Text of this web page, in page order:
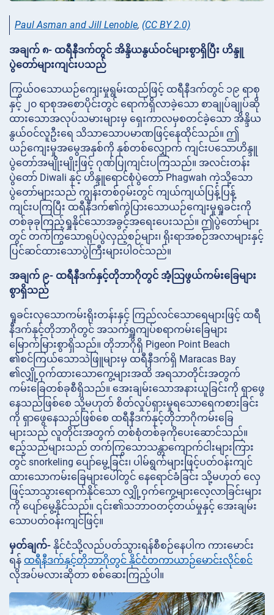
Paul Asman and Jill Lenoble, (CC BY 2.0)
အချက် ၈- ထရီနီဒက်တွင် အိန္ဒိယနွယ်ဝင်များစွာရှိပြီး ဟိန္ဒူ
ပွဲတော်များကျင်းပသည်
ကြွယ်ဝသောယဉ်ကျေးမှုရွမ်းထည်ဖြင့် ထရီနီဒက်တွင် ၁၉ ရာစု
နှင့် ၂၀ ရာစုအစောပိုင်းတွင် ရောက်ရှိလာခဲ့သော စာချုပ်ချုပ်ဆို
ထားသောအလုပ်သမားများမှ ရှေးကာလမှစတင်ခဲ့သော အိန္ဒိယ
နွယ်ဝင်လူဦးရေ သိသာသောပမာဏဖြင့်နေထိုင်သည်။ ဤ
ယဉ်ကျေးမှုအမွေအနှစ်ကို နှစ်တစ်လျှောက် ကျင်းပသောဟိန္ဒူ
ပွဲတော်အမျိုးမျိုးဖြင့် ဂုဏ်ပြုကျင်းပကြသည်။ အလင်းတန်း
ပွဲတော် Diwali နှင့် ဟိန္ဒူရောင်စုံပွဲတော် Phagwah ကဲ့သို့သော
ပွဲတော်များသည် ကျွန်းတစ်ဝှမ်းတွင် ကျယ်ကျယ်ပြန့်ပြန့်
ကျင်းပကြပြီး ထရီနီဒက်၏ကွဲပြားသောယဉ်ကျေးမှုရှုခင်းကို
တစ်ခုခုကြည့်ရှုနိုင်သောအခွင့်အရေးပေးသည်။ ဤပွဲတော်များ
တွင် တက်ကြွသောရုပ်ပွဲလှည့်စဉ်များ၊ ရိုးရာအစဉ်အလာများနှင့်
ပြင်ဆင်ထားသောပွဲကြီးများပါဝင်သည်။
အချက် ၉- ထရီနီဒက်နှင့်တိုဘာဂိုတွင် အံ့သြဖွယ်ကမ်းခြေများ
စွာရှိသည်
ရှုခင်းလှသောကမ်းရိုးတန်းနှင့် ကြည်လင်သောရေများဖြင့် ထရီ
နီဒက်နှင့်တိုဘာဂိုတွင် အသက်ရှူကျပ်စရာကမ်းခြေများ
မြောက်မြားစွာရှိသည်။ တိုဘာဂိုရှိ Pigeon Point Beach
၏စင်ကြယ်သောသဲဖြူများမှ ထရီနီဒက်ရှိ Maracas Bay
၏လျှို့ဝှက်ထားသောကွေ့များအထိ အရသာတိုင်းအတွက်
ကမ်းခြေတစ်ခုစီရှိသည်။ အေးချမ်းသောအနားယူခြင်းကို ရှာဖွေ
နေသည်ဖြစ်စေ သို့မဟုတ် စိတ်လှုပ်ရှားမှုရသောရေကစားခြင်း
ကို ရှာဖွေနေသည်ဖြစ်စေ ထရီနီဒက်နှင့်တိုဘာဂိုကမ်းခြေ
များသည် လူတိုင်းအတွက် တစ်စုံတစ်ခုကိုပေးဆောင်သည်။
ဧည့်သည်များသည် တက်ကြွသောသန္တာကျောက်ငါးများကြား
တွင် snorkeling ပျော်မွေ့ခြင်း၊ ပါမ်ရွက်များဖြင့်ပတ်ဝန်းကျင်
ထားသောကမ်းခြေများပေါ်တွင် နေရောင်ခံခြင်း သို့မဟုတ် လှေ
ဖြင့်သာသွားရောက်နိုင်သော လျှို့ဝှက်ကွေ့များလေ့လာခြင်းများ
ကို ပျော်မွေ့နိုင်သည်။ ၎င်း၏သဘာဝတင့်တယ်မှုနှင့် အေးချမ်း
သောပတ်ဝန်းကျင်ဖြင့်။
မှတ်ချက်- နိုင်ငံသို့လည်ပတ်သွားရန်စီစဉ်နေပါက ကားမောင်း
ရန် ထရီနီဒက်နှင့်တိုဘာဂိုတွင် နိုင်ငံတကာယာဉ်မောင်းလိုင်စင်
လိုအပ်မလားဆိုတာ စစ်ဆေးကြည့်ပါ။